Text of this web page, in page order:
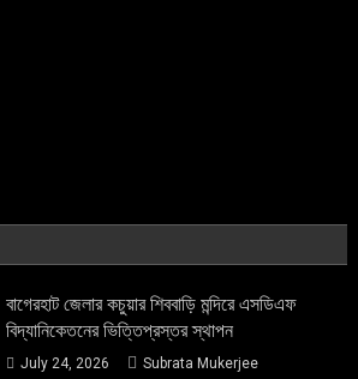
বাগেরহাট জেলার কচুয়ার শিববাড়ি মন্দিরে এসডিএফ
বিদ্যানিকেতনের ভিত্তিপ্রস্তর স্থাপন
July 24, 2026 Subrata Mukerjee